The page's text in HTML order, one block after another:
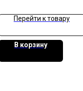
Перейти к товару
В корзину